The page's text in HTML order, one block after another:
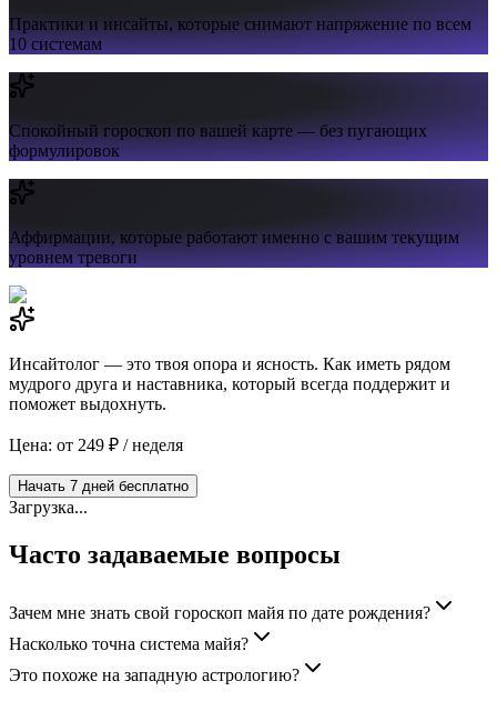
Практики и инсайты,которые снимают напряжение по всем
10 системам
Спокойный гороскоппо вашей карте — без пугающих
формулировок
Аффирмации,которые работают именно с вашим текущим
уровнем тревоги
Инсайтолог — это твоя опора и ясность. Как иметь рядом
мудрого друга и наставника, который всегда поддержит и
поможет выдохнуть.
Цена: от 249 ₽ / неделя
Начать 7 дней бесплатно
Загрузка...
Часто задаваемые вопросы
Зачем мне знать свой гороскоп майя по дате рождения?
Насколько точна система майя?
Это похоже на западную астрологию?